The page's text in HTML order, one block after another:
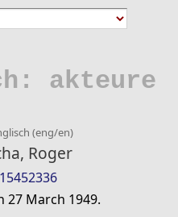
akteure
(eng/en)
Roger
27 March 1949.